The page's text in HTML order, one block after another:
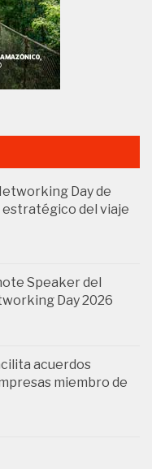
Day de
estratégico del viaje
Speaker del
Day 2026
acuerdos
miembro de